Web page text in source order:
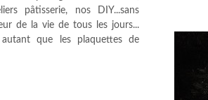
pâtisserie, nos DIY...sans
de la vie de tous les jours...
que les plaquettes de